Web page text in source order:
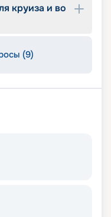
круиза и во
(9)